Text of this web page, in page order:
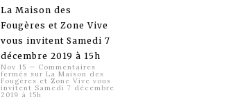
La Maison des
Fougères et Zone Vive
vous invitent Samedi 7
décembre 2019 à 15h
Nov 15 — Commentaires
fermés sur La Maison des
Fougères et Zone Vive vous
invitent Samedi 7 décembre
2019 à 15h